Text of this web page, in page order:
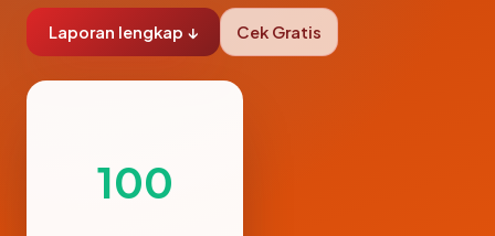
Laporan lengkap ↓ Cek Gratis
100